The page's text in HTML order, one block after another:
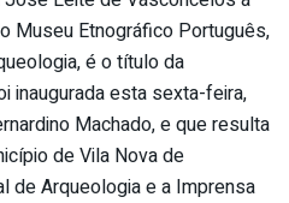
Museu Etnográfico Português,
é o título da
inaugurada esta sexta-feira,
Machado, e que resulta
de Vila Nova de
de Arqueologia e a Imprensa